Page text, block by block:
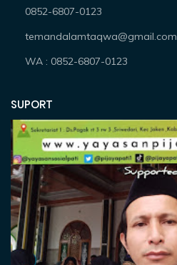
0852-6807-0123
temandalamtaqwa@gmail.com
WA : 0852-6807-0123
SUPORT